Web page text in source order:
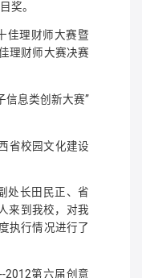
奖。
佳理财师大赛暨
理财师大赛决赛
信息类创新大赛”
省校园文化建设
处长田民正、省
来到我校，对我
执行情况进行了
2012第六届创意